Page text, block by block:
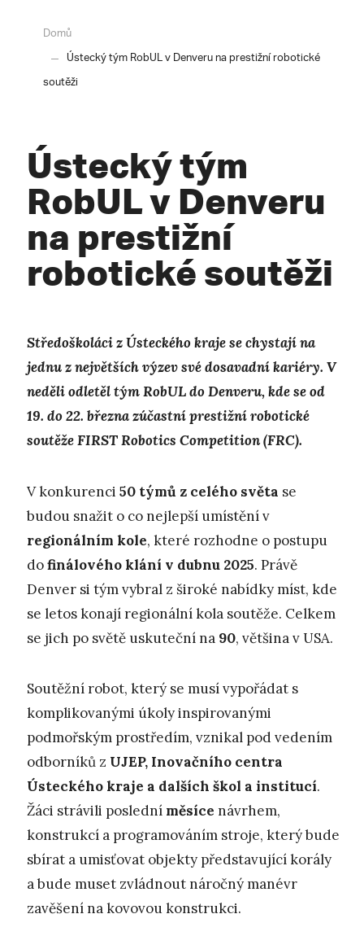
Domů
Ústecký tým RobUL v Denveru na prestižní robotické
soutěži
Ústecký tým
RobUL v Denveru
na prestižní
robotické soutěži
Středoškoláci z Ústeckého kraje se chystají na
jednu z největších výzev své dosavadní kariéry. V
neděli odletěl tým RobUL do Denveru, kde se od
19. do 22. března zúčastní prestižní robotické
soutěže FIRST Robotics Competition (FRC).
V konkurenci 50 týmů z celého světa se
budou snažit o co nejlepší umístění v
regionálním kole, které rozhodne o postupu
dofinálového klání v dubnu 2025. Právě
Denver si tým vybral z široké nabídky míst, kde
se letos konají regionální kola soutěže. Celkem
se jich po světě uskuteční na 90, většina v USA.
Soutěžní robot, který se musí vypořádat s
komplikovanými úkoly inspirovanými
podmořským prostředím, vznikal pod vedením
odborníků z UJEP, Inovačního centra
Ústeckého kraje a dalších škol a institucí.
Žáci strávili poslední měsíce návrhem,
konstrukcí a programováním stroje, který bude
sbírat a umisťovat objekty představující korály
a bude muset zvládnout náročný manévr
zavěšení na kovovou konstrukci.